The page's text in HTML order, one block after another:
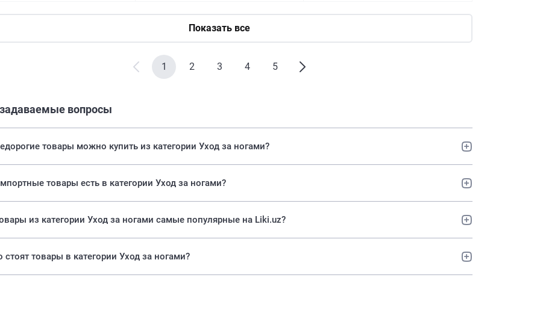
Показать все
1 2 3 4 5
вопросы
товары можно купить из категории Уход за ногами?
товары есть в категории Уход за ногами?
Какие товары из категории Уход за ногами самые популярные на Liki.uz?
стоят товары в категории Уход за ногами?